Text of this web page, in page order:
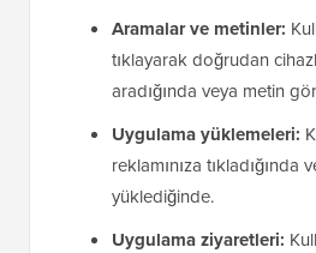
Aramalar ve metinler:
tıklayarak doğrudan
aradığında veya metin
Uygulama yüklemeleri:
reklamınıza tıkladığında
yüklediğinde.
Uygulama ziyaretleri: